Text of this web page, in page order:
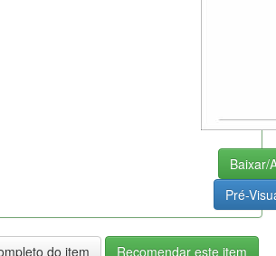
Baixar/
Pré-
do item
Recomendar este item